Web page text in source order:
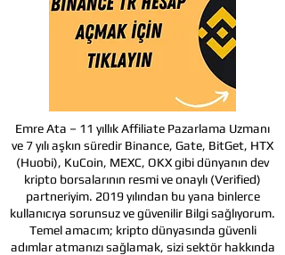
Emre Ata – 11 yıllık Affiliate Pazarlama Uzmanı
ve 7 yılı aşkın süredir Binance, Gate, BitGet, HTX
(Huobi), KuCoin, MEXC, OKX gibi dünyanın dev
kripto borsalarının resmi ve onaylı (Verified)
partneriyim. 2019 yılından bu yana binlerce
kullanıcıya sorunsuz ve güvenilir Bilgi sağlıyorum.
Temel amacım; kripto dünyasında güvenli
adımlar atmanızı sağlamak, sizi sektör hakkında